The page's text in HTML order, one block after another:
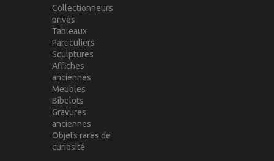
Collectionneurs
privés
Tableaux
Particuliers
Sculptures
Affiches
anciennes
Meubles
Bibelots
Gravures
anciennes
Objets rares de
curiosité